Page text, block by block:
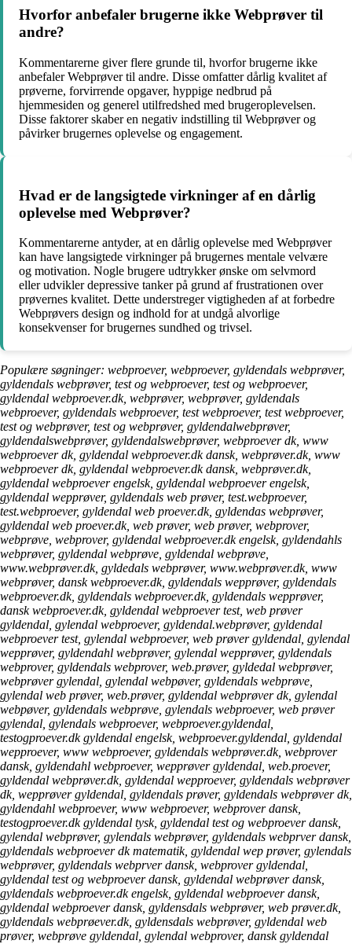
Hvorfor anbefaler brugerne ikke Webprøver til
andre?
Kommentarerne giver flere grunde til, hvorfor brugerne ikke
anbefaler Webprøver til andre. Disse omfatter dårlig kvalitet af
prøverne, forvirrende opgaver, hyppige nedbrud på
hjemmesiden og generel utilfredshed med brugeroplevelsen.
Disse faktorer skaber en negativ indstilling til Webprøver og
påvirker brugernes oplevelse og engagement.
Hvad er de langsigtede virkninger af en dårlig
oplevelse med Webprøver?
Kommentarerne antyder, at en dårlig oplevelse med Webprøver
kan have langsigtede virkninger på brugernes mentale velvære
og motivation. Nogle brugere udtrykker ønske om selvmord
eller udvikler depressive tanker på grund af frustrationen over
prøvernes kvalitet. Dette understreger vigtigheden af at forbedre
Webprøvers design og indhold for at undgå alvorlige
konsekvenser for brugernes sundhed og trivsel.
Populære søgninger: webproever, webproever, gyldendals webprøver,
gyldendals webprøver, test og webproever, test og webproever,
gyldendal webproever.dk, webprøver, webprøver, gyldendals
webproever, gyldendals webproever, test webproever, test webproever,
test og webprøver, test og webprøver, gyldendalwebprøver,
gyldendalswebprøver, gyldendalswebprøver, webproever dk, www
webproever dk, gyldendal webproever.dk dansk, webprøver.dk, www
webproever dk, gyldendal webproever.dk dansk, webprøver.dk,
gyldendal webproever engelsk, gyldendal webproever engelsk,
gyldendal wepprøver, gyldendals web prøver, test.webproever,
test.webproever, gyldendal web proever.dk, gyldendas webprøver,
gyldendal web proever.dk, web prøver, web prøver, webprover,
webprøve, webprover, gyldendal webproever.dk engelsk, gyldendahls
webprøver, gyldendal webprøve, gyldendal webprøve,
www.webprøver.dk, gyldedals webprøver, www.webprøver.dk, www
webprøver, dansk webproever.dk, gyldendals wepprøver, gyldendals
webproever.dk, gyldendals webproever.dk, gyldendals wepprøver,
dansk webproever.dk, gyldendal webproever test, web prøver
gyldendal, gylendal webproever, gyldendal.webprøver, gyldendal
webproever test, gylendal webproever, web prøver gyldendal, gylendal
wepprøver, gyldendahl webprøver, gylendal wepprøver, gyldendals
webprover, gyldendals webprover, web.prøver, gyldedal webprøver,
webprøver gylendal, gylendal webpøver, gyldendals webprøve,
gylendal web prøver, web.prøver, gyldendal webprøver dk, gylendal
webpøver, gyldendals webprøve, gylendals webproever, web prøver
gylendal, gylendals webproever, webproever.gyldendal,
testogproever.dk gyldendal engelsk, webproever.gyldendal, gyldendal
wepproever, www webproever, gyldendals webprøver.dk, webprover
dansk, gyldendahl webproever, wepprøver gyldendal, web.proever,
gyldendal webprøver.dk, gyldendal wepproever, gyldendals webprøver
dk, wepprøver gyldendal, gyldendals prøver, gyldendals webprøver dk,
gyldendahl webproever, www webproever, webprover dansk,
testogproever.dk gyldendal tysk, gyldendal test og webproever dansk,
gylendal webprøver, gylendals webprøver, gyldendals webprver dansk,
gyldendals webproever dk matematik, gyldendal wep prøver, gylendals
webprøver, gyldendals webprver dansk, webprover gyldendal,
gyldendal test og webproever dansk, gyldendal webprøver dansk,
gyldendals webproever.dk engelsk, gyldendal webproever dansk,
gyldendal webproever dansk, gyldensdals webprøver, web prøver.dk,
gyldendals webprøever.dk, gyldensdals webprøver, gyldendal web
prøver, webprøve gyldendal, gylendal webprover, dansk gyldendal